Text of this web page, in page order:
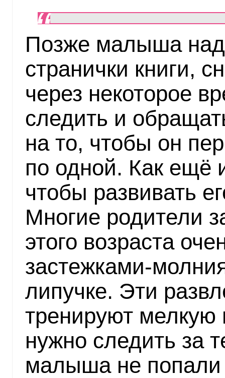
Позже малыша
странички книги,
через некоторое
следить и
на то, чтобы он
по одной. Как ещё
чтобы развивать
Многие родители
этого возраста
застежками-
липучке. Эти
тренируют мелкую
нужно следить за
малыша не